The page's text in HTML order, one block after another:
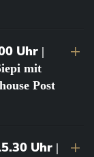
Uhr |
mit
Post
Uhr |